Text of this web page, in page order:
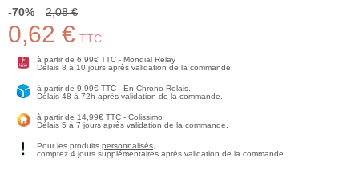
-70% 2,08 €
0,62 € TTC
à partir de 6,99€ TTC - Mondial Relay
Délais 8 à 10 jours après validation de la commande.
à partir de 9,99€ TTC - En Chrono-Relais.
Délais 48 à 72h après validation de la commande.
à partir de 14,99€ TTC - Colissimo
Délais 5 à 7 jours après validation de la commande.
Pour les produits personnalisés
comptez 4 jours supplémentaires après validation de la commande.